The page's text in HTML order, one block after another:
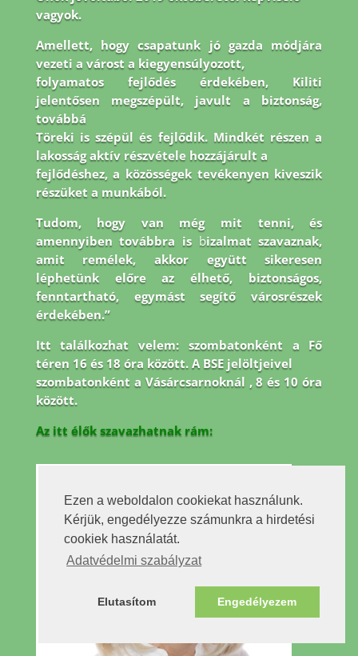
Ezen a weboldalon cookiekat használunk.
Kérjük, engedélyezze számunkra a hirdetési
cookiek használatát.
Adatvédelmi szabályzat
Elutasítom Engedélyezem
vagyok.
Amellett, hogy csapatunk jó gazda módjára
vezeti a várost a kiegyensúlyozott,
folyamatos fejlődés érdekében, Kiliti
jelentősen megszépült, javult a biztonság,
továbbá
Töreki is szépül és fejlődik. Mindkét részen a
lakosság aktív részvétele hozzájárult a
fejlődéshez, a közösségek tevékenyen kiveszik
részüket a munkából.
Tudom, hogy van még mit tenni, és
amennyiben továbbra is bizalmat szavaznak,
amit remélek, akkor együttsikeresen
léphetünk előre az élhető, biztonságos,
fenntartható, egymást segítő városrészek
érdekében.”
Itt találkozhat velem: szombatonként a Fő
téren 16 és 18 óra között. A BSE jelöltjeivel
szombatonként a Vásárcsarnoknál , 8 és 10 óra
között.
Az itt élők szavazhatnak rám: